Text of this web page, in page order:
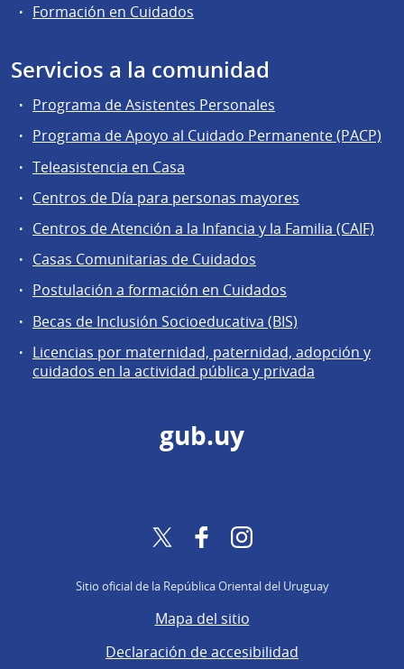
Formación en Cuidados
Servicios a la comunidad
Programa de Asistentes Personales
Programa de Apoyo al Cuidado Permanente (PACP)
Teleasistencia en Casa
Centros de Día para personas mayores
Centros de Atención a la Infancia y la Familia (CAIF)
Casas Comunitarias de Cuidados
Postulación a formación en Cuidados
Becas de Inclusión Socioeducativa (BIS)
Licencias por maternidad, paternidad, adopción y
cuidados en la actividad pública y privada
gub.uy
Twitter FacebookInstagram
Sitio oficial de la República Oriental del Uruguay
Mapa del sitio
Declaración de accesibilidad